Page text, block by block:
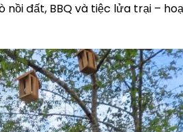
đất, BBQ và tiệc lửa trại –